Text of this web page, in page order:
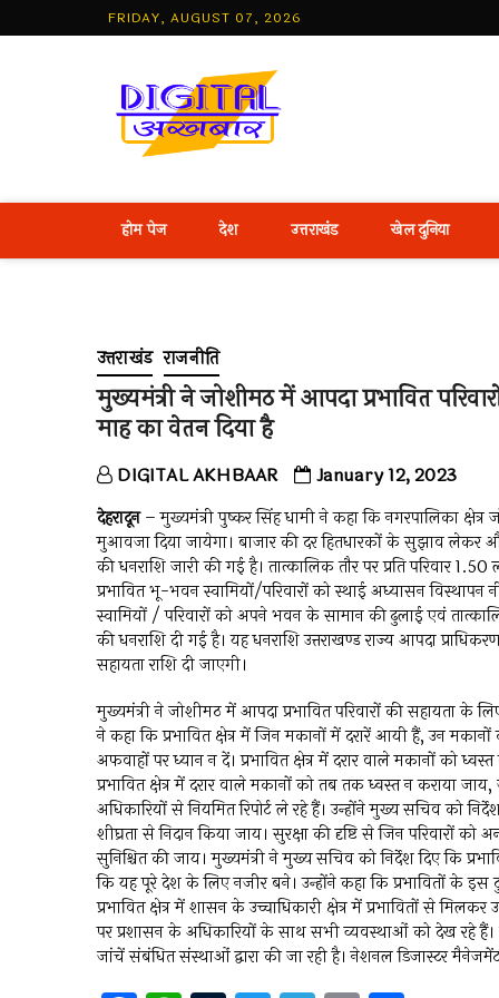
to
FRIDAY, AUGUST 07, 2026
Best
होम पेज देश उत्तराखंड खेल दुनिया
उत्तराखंड राजनीति
मुख्यमंत्री ने जोशीमठ में आपदा प्रभावित
माह का वेतन दिया है
DIGITAL AKHBAAR January 12, 2023
देहरादून– मुख्यमंत्री पुष्कर सिंह धामी ने कहा कि नगरपालिका
मुआवजा दिया जायेगा। बाजार की दर हितधारकों के सुझाव लेकर
की धनराशि जारी की गई है। तात्कालिक तौर पर प्रति परिवार
प्रभावित भू-भवन स्वामियों/परिवारों को स्थाई अध्यासन
स्वामियों / परिवारों को अपने भवन के सामान की ढुलाई एवं
की धनराशि दी गई है। यह धनराशि उत्तराखण्ड राज्य आपदा
सहायता राशि दी जाएगी।
मुख्यमंत्री ने जोशीमठ में आपदा प्रभावित परिवारों की सहायता के
ने कहा कि प्रभावित क्षेत्र में जिन मकानों में दरारें आयी हैं, उन
अफवाहों पर ध्यान न दें। प्रभावित क्षेत्र में दरार वाले मकानों को
प्रभावित क्षेत्र में दरार वाले मकानों को तब तक ध्वस्त न कराया
अधिकारियों से नियमित रिपोर्ट ले रहे हैं। उन्होंने मुख्य सचिव को
शीघ्रता से निदान किया जाय। सुरक्षा की दृष्टि से जिन परिवारों
सुनिश्चित की जाय। मुख्यमंत्री ने मुख्य सचिव को निर्देश दिए कि
कि यह पूरे देश के लिए नजीर बने। उन्होंने कहा कि प्रभावितों के
प्रभावित क्षेत्र में शासन के उच्चाधिकारी क्षेत्र में प्रभावितों से
पर प्रशासन के अधिकारियों के साथ सभी व्यवस्थाओं को देख रहे
जांचें संबंधित संस्थाओं द्वारा की जा रही है। नेशनल डिजास्टर